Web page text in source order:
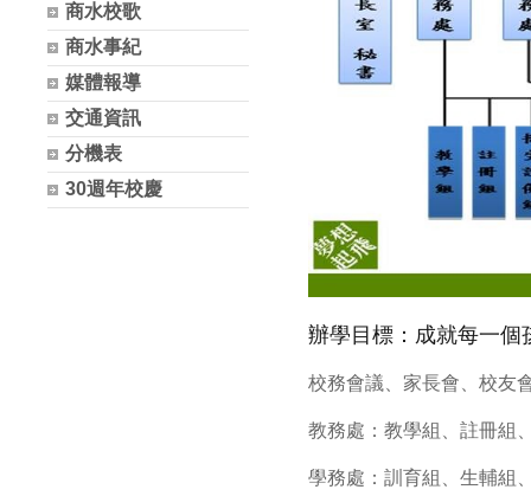
商水校歌
商水事紀
媒體報導
交通資訊
分機表
30週年校慶
辦學目標：成就每一個
校務會議、家長會、校友
教務處：教學組、註冊組
學務處：訓育組、生輔組